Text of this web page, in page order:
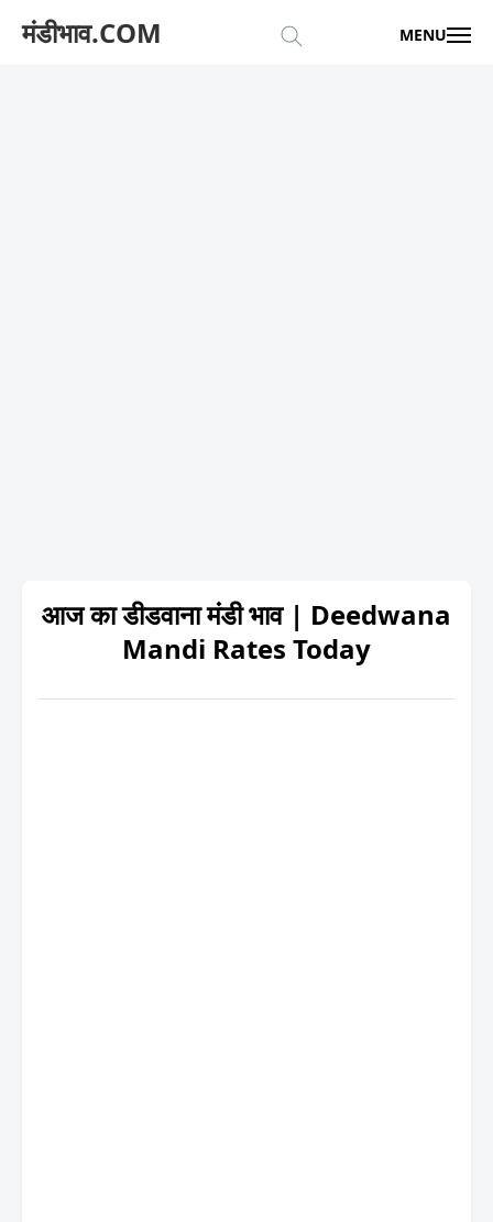
मंडीभाव.COM MENU
आज का डीडवाना मंडी भाव | Deedwana
Mandi Rates Today